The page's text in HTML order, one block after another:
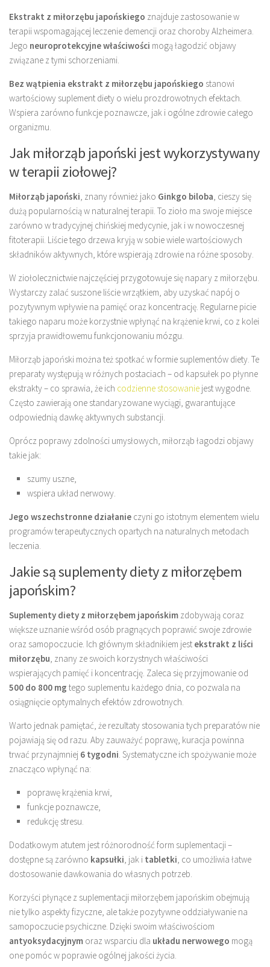
Ekstrakt z miłorzębu japońskiego znajduje zastosowanie w
terapii wspomagającej leczenie demencji oraz choroby Alzheimera.
Jego neuroprotekcyjne właściwości mogą łagodzić objawy
związane z tymi schorzeniami.
Bez wątpienia ekstrakt z miłorzębu japońskiego stanowi
wartościowy suplement diety o wielu prozdrowotnych efektach.
Wspiera zarówno funkcje poznawcze, jak i ogólne zdrowie całego
organizmu.
Jak miłorząb japoński jest wykorzystywany
w terapii ziołowej?
Miłorząb japoński, znany również jako Ginkgo biloba, cieszy się
dużą popularnością w naturalnej terapii. To zioło ma swoje miejsce
zarówno w tradycyjnej chińskiej medycynie, jak i w nowoczesnej
fitoterapii. Liście tego drzewa kryją w sobie wiele wartościowych
składników aktywnych, które wspierają zdrowie na różne sposoby.
W ziołolecznictwie najczęściej przygotowuje się napary z miłorzębu.
Wystarczy zalać suszone liście wrzątkiem, aby uzyskać napój o
pozytywnym wpływie na pamięć oraz koncentrację. Regularne picie
takiego naparu może korzystnie wpłynąć na krążenie krwi, co z kolei
sprzyja prawidłowemu funkcjonowaniu mózgu.
Miłorząb japoński można też spotkać w formie suplementów diety. Te
preparaty występują w różnych postaciach – od kapsułek po płynne
ekstrakty – co sprawia, że ich codzienne stosowanie jest wygodne.
Często zawierają one standaryzowane wyciągi, gwarantujące
odpowiednią dawkę aktywnych substancji.
Oprócz poprawy zdolności umysłowych, miłorząb łagodzi objawy
takie jak:
szumy uszne,
wspiera układ nerwowy.
Jego wszechstronne działanie czyni go istotnym elementem wielu
programów terapeutycznych opartych na naturalnych metodach
leczenia.
Jakie są suplementy diety z miłorzębem
japońskim?
Suplementy diety z miłorzębem japońskim zdobywają coraz
większe uznanie wśród osób pragnących poprawić swoje zdrowie
oraz samopoczucie. Ich głównym składnikiem jest ekstrakt z liści
miłorzębu, znany ze swoich korzystnych właściwości
wspierających pamięć i koncentrację. Zaleca się przyjmowanie od
500 do 800 mg tego suplementu każdego dnia, co pozwala na
osiągnięcie optymalnych efektów zdrowotnych.
Warto jednak pamiętać, że rezultaty stosowania tych preparatów nie
pojawiają się od razu. Aby zauważyć poprawę, kuracja powinna
trwać przynajmniej 6 tygodni. Systematyczne ich spożywanie może
znacząco wpłynąć na:
poprawę krążenia krwi,
funkcje poznawcze,
redukcję stresu.
Dodatkowym atutem jest różnorodność form suplementacji –
dostępne są zarówno kapsułki, jak i tabletki, co umożliwia łatwe
dostosowanie dawkowania do własnych potrzeb.
Korzyści płynące z suplementacji miłorzębem japońskim obejmują
nie tylko aspekty fizyczne, ale także pozytywne oddziaływanie na
samopoczucie psychiczne. Dzięki swoim właściwościom
antyoksydacyjnym oraz wsparciu dla układu nerwowego mogą
one pomóc w poprawie ogólnej jakości życia.